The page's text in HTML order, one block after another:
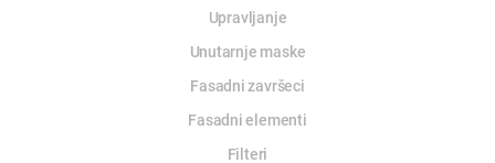
Upravljanje
Unutarnje maske
Fasadni završeci
Fasadni elementi
Filteri